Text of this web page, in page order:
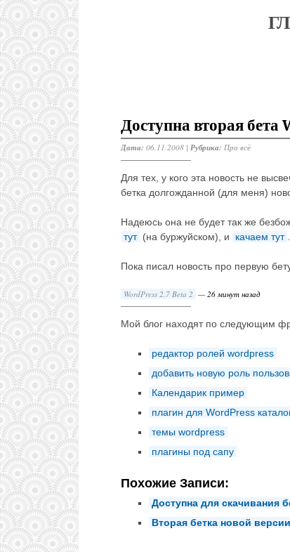
Доступна вторая бета
Дата: 06.11.2008 | Рубрика: Про всё
Для тех, у кого эта новость не
бетка долгожданной (для меня)
Надеюсь она не будет так же
тут (на буржуйском), и качаем тут
Пока писал новость про первую
WordPress 2.7 Beta 2 — 26 минут назад
Мой блог находят по следующим
редактор ролей wordpress
добавить новую роль
Календарик пример
плагин для WordPress
темы wordpress
плагины под сапу
Похожие Записи:
Доступна для скачивания
Вторая бетка новой